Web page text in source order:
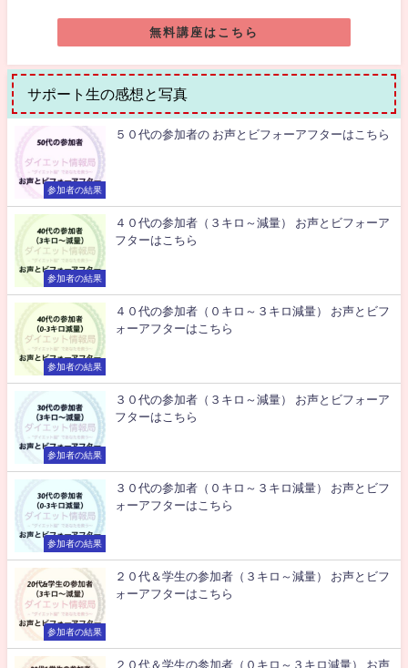
無料講座はこちら
サポート生の感想と写真
参加者の結果
５０代の参加者の お声とビフォーアフターはこちら
参加者の結果
４０代の参加者（３キロ～減量） お声とビフォーア
フターはこちら
参加者の結果
４０代の参加者（０キロ～３キロ減量） お声とビフ
ォーアフターはこちら
参加者の結果
３０代の参加者（３キロ～減量） お声とビフォーア
フターはこちら
参加者の結果
３０代の参加者（０キロ～３キロ減量） お声とビフ
ォーアフターはこちら
参加者の結果
２０代＆学生の参加者（３キロ～減量） お声とビフ
ォーアフターはこちら
２０代＆学生の参加者（０キロ～３キロ減量） お声